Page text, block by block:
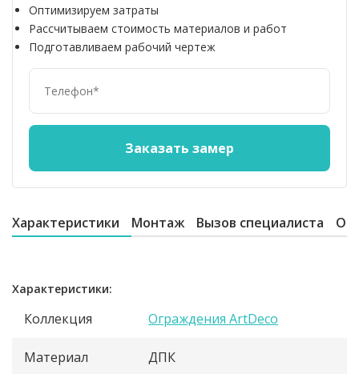
Оптимизируем затраты
Рассчитываем стоимость материалов и работ
Подготавливаем рабочий чертеж
Характеристики Монтаж Вызов специалиста
Характеристики:
Коллекция Ограждения ArtDeco
Материал ДПК